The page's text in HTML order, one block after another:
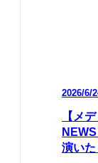
2026/6/
【メ
演いた